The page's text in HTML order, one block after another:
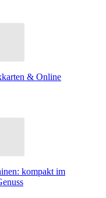
& Online
kompakt im